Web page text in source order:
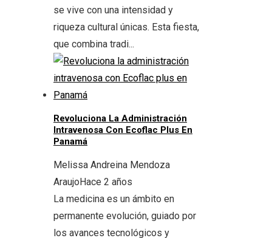
se vive con una intensidad y
riqueza cultural únicas. Esta fiesta,
que combina tradi...
Revoluciona La Administración
Intravenosa Con Ecoflac Plus En
Panamá
Melissa Andreina Mendoza
AraujoHace 2 años
La medicina es un ámbito en
permanente evolución, guiado por
los avances tecnológicos y